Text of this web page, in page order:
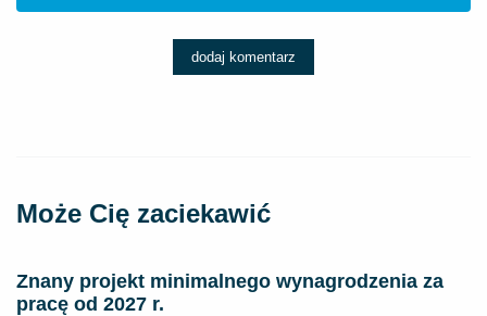
dodaj komentarz
Może Cię zaciekawić
Znany projekt minimalnego wynagrodzenia za
pracę od 2027 r.